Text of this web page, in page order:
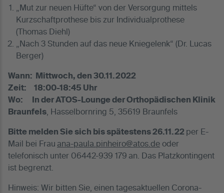
„Mut zur neuen Hüfte“ von der Versorgung mittels
Kurzschaftprothese bis zur Individualprothese
(Thomas Diehl)
„Nach 3 Stunden auf das neue Kniegelenk“ (Dr. Lucas
Berger)
Wann: Mittwoch, den 30.11.2022
Zeit: 18:00-18:45 Uhr
Wo: In der ATOS-Lounge der Orthopädischen Klinik
Braunfels, Hasselbornring 5, 35619 Braunfels
Bitte melden Sie sich bis spätestens 26.11.22 per E-
Mail bei Frau ana-paula.pinheiro@atos.de oder
telefonisch unter 06442-939 179 an. Das Platzkontingent
ist begrenzt.
Hinweis: Wir bitten Sie, einen tagesaktuellen Corona-